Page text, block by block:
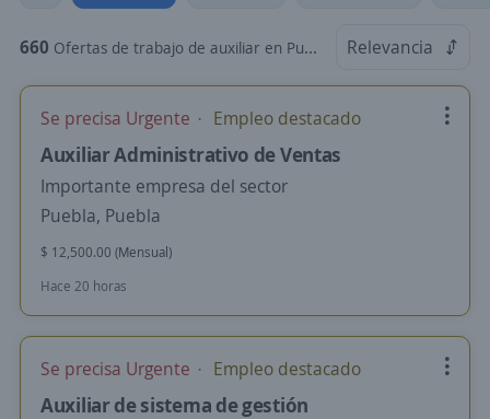
660 Ofertas de trabajo de auxiliar en Puebla Relevancia
Se precisa Urgente Empleo destacado
Auxiliar Administrativo de Ventas
Importante empresa del sector
Puebla, Puebla
$ 12,500.00 (Mensual)
Hace 20 horas
Se precisa Urgente Empleo destacado
Auxiliar de sistema de gestión